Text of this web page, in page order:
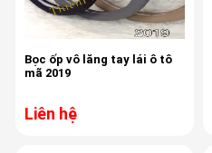
Bọc ốp vô lăng tay lái ô tô
mã 2019
Liên hệ